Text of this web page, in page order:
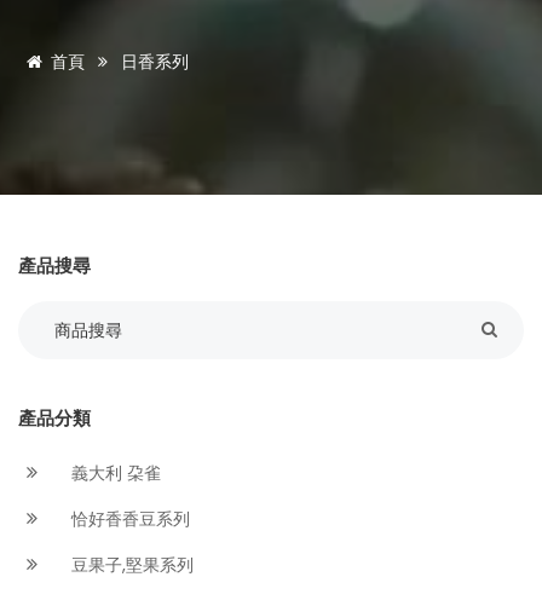
首頁 日香系列
產品搜尋
產品分類
義大利 朶雀
恰好香香豆系列
豆果子,堅果系列